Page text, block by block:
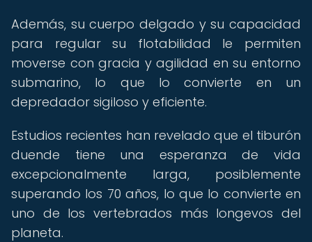
Además, su cuerpo delgado y su capacidad
para regular su flotabilidad le permiten
moverse con gracia y agilidad en su entorno
submarino, lo que lo convierte en un
depredador sigiloso y eficiente.
Estudios recientes han revelado que el tiburón
duende tiene una esperanza de vida
excepcionalmente larga, posiblemente
superando los 70 años, lo que lo convierte en
uno de los vertebrados más longevos del
planeta.